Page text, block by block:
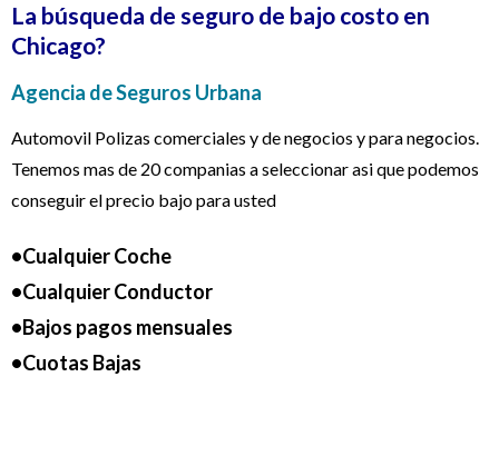
La búsqueda de seguro de bajo costo en
Chicago?
Agencia de Seguros Urbana
Automovil Polizas comerciales y de negocios y para negocios.
Tenemos mas de 20 companias a seleccionar asi que podemos
conseguir el precio bajo para usted
•Cualquier Coche
•Cualquier Conductor
•Bajos pagos mensuales
•Cuotas Bajas